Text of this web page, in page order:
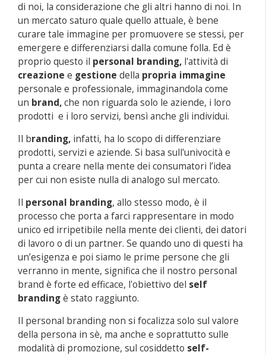
di noi, la considerazione che gli altri hanno di noi. In
un mercato saturo quale quello attuale, è bene
curare tale immagine per promuovere se stessi, per
emergere e differenziarsi dalla comune folla. Ed è
proprio questo il personal branding, l'attività di
creazione e gestione della propria immagine
personale e professionale, immaginandola come
un brand,che non riguarda solo le aziende, i loro
prodotti e i loro servizi, bensì anche gli individui.
Il branding, infatti, ha lo scopo di differenziare
prodotti, servizi e aziende. Si basa sull'univocità e
punta a creare nella mente dei consumatori l’idea
per cui non esiste nulla di analogo sul mercato.
Il personal branding, allo stesso modo, è il
processo che porta a farci rappresentare in modo
unico ed irripetibile nella mente dei clienti, dei datori
di lavoro o di un partner. Se quando uno di questi ha
un’esigenza e poi siamo le prime persone che gli
verranno in mente, significa che il nostro personal
brand è forte ed efficace, l'obiettivo del self
brandingè stato raggiunto.
Il personal branding non si focalizza solo sul valore
della persona in sè, ma anche e soprattutto sulle
modalità di promozione, sul cosiddetto self-